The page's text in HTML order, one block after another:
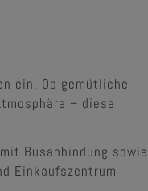
ein. Ob gemütliche
– diese
Busanbindung sowie
Einkaufszentrum